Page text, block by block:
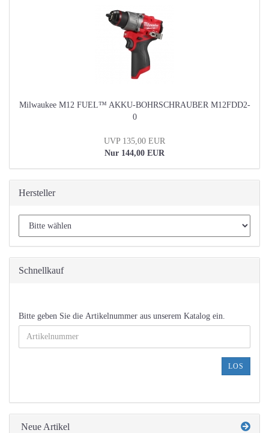
Milwaukee M12 FUEL™ AKKU-BOHRSCHRAUBER M12FDD2-
0
UVP 135,00 EUR
Nur 144,00 EUR
Hersteller
Schnellkauf
BITTE
GEBEN
SIE
Bitte geben Sie die Artikelnummer aus unserem Katalog ein.
LOS
Neue Artikel